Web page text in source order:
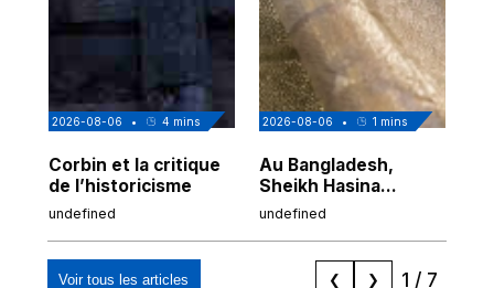
2026-08-06 • 4 mins
Corbin et la critique
de l’historicisme
undefined
2026-08-06 • 1 mins
Au Bangladesh,
Sheikh Hasina
prépare son retour
condamnation
undefined
Voir tous les articles ❮ ❯ 1 / 7